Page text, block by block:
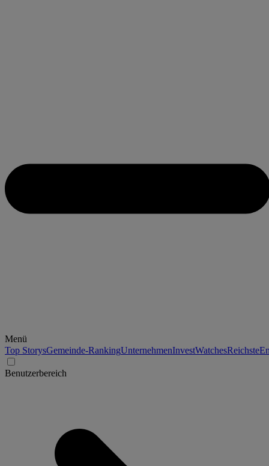
Menü
Top StorysGemeinde-RankingUnternehmenInvestWatchesReichste
Benutzerbereich